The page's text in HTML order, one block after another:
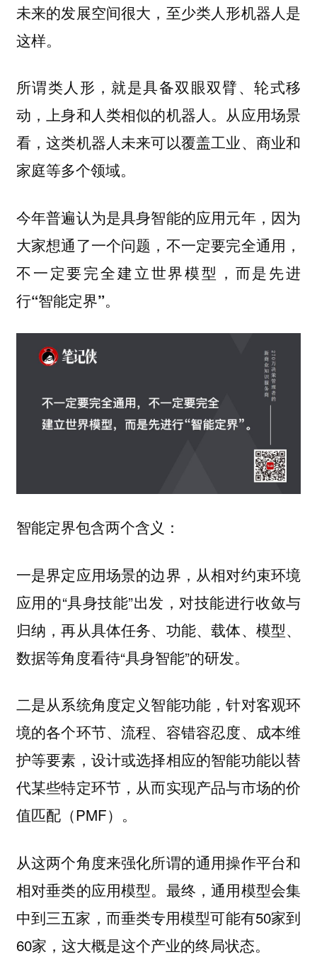
未来的发展空间很大，至少类人形机器人是
这样。
所谓类人形，就是具备双眼双臂、轮式移
动，上身和人类相似的机器人。从应用场景
看，这类机器人未来可以覆盖工业、商业和
家庭等多个领域。
今年普遍认为是具身智能的应用元年，因为
大家想通了一个问题， 不一定要完全通用，
不一定要完全建立世界模型，而是先进
行“智能定界”。
智能定界包含两个含义：
一是界定应用场景的边界，从相对约束环境
应用的“具身技能”出发，对技能进行收敛与
归纳，再从具体任务、功能、载体、模型、
数据等角度看待“具身智能”的研发。
二是从系统角度定义智能功能，针对客观环
境的各个环节、流程、容错容忍度、成本维
护等要素，设计或选择相应的智能功能以替
代某些特定环节，从而实现产品与市场的价
值匹配（PMF）。
从这两个角度来强化所谓的通用操作平台和
相对垂类的应用模型。最终，通用模型会集
中到三五家，而垂类专用模型可能有50家到
60家，这大概是这个产业的终局状态。